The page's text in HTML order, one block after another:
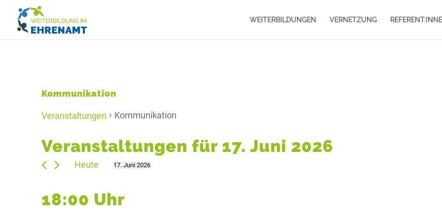
WEITERBILDUNGEN VERNETZUNG
Kommunikation
Veranstaltungen Kommunikation
Veranstaltungen für 17. Juni 2026
Heute 17. Juni 2026
18:00 Uhr